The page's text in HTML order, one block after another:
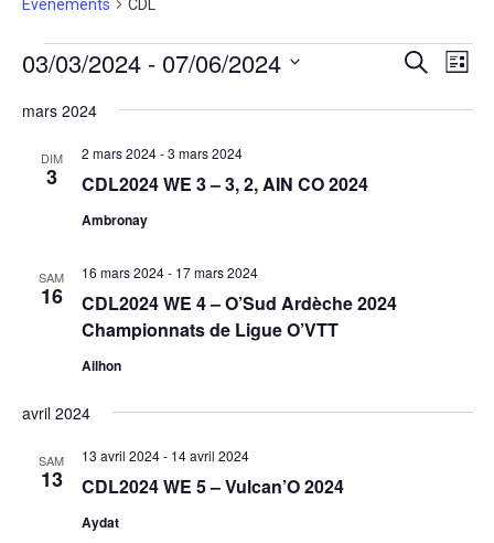
Évènements CDL
Évènements
Recherche
et
de
Recherche
de
Liste
03/03/2024 - 07/06/2024
date.
mars 2024
DIM
3 CDL2024 WE 3 – 3, 2, AIN CO 2024
2 mars 2024-3 mars 2024
Ambronay
SAM
16
CDL2024 WE 4 – O’Sud Ardèche 2024
Championnats de Ligue O’VTT
16 mars 2024- 17 mars 2024
Ailhon
avril 2024
SAM
13 CDL2024 WE 5 – Vulcan’O 2024
13 avril 2024- 14 avril 2024
Aydat